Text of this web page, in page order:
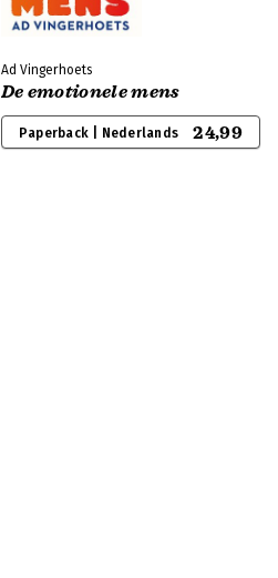
Ad Vingerhoets
De emotionele mens
Paperback | Nederlands 24,99